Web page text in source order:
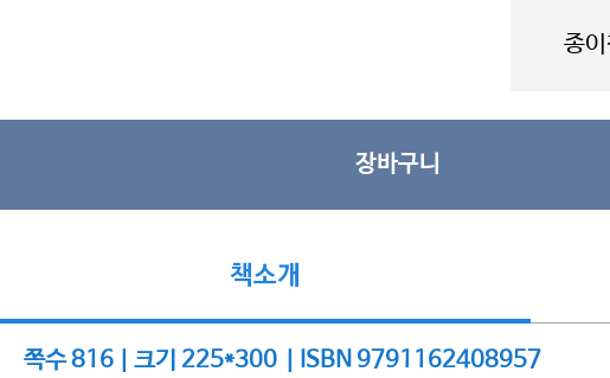
종
장바구니
책소개
쪽수 816 | 크기 225*300 | ISBN 9791162408957